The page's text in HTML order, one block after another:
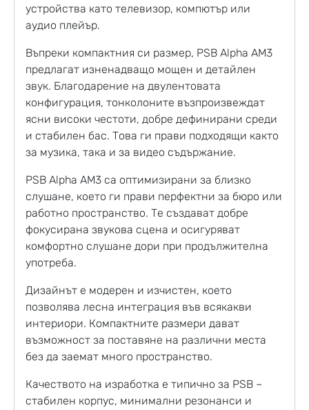
устройства като телевизор, компютър или
аудио плейър.
Въпреки компактния си размер, PSB Alpha AM3
предлагат изненадващо мощен и детайлен
звук. Благодарение на двулентовата
конфигурация, тонколоните възпроизвеждат
ясни високи честоти, добре дефинирани среди
и стабилен бас. Това ги прави подходящи както
за музика, така и за видео съдържание.
PSB Alpha AM3 са оптимизирани за близко
слушане, което ги прави перфектни за бюро или
работно пространство. Те създават добре
фокусирана звукова сцена и осигуряват
комфортно слушане дори при продължителна
употреба.
Дизайнът е модерен и изчистен, което
позволява лесна интеграция във всякакви
интериори. Компактните размери дават
възможност за поставяне на различни места
без да заемат много пространство.
Качеството на изработка е типично за PSB –
стабилен корпус, минимални резонанси и